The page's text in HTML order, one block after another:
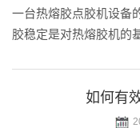
一台热熔胶点胶机设备
胶稳定是对热熔胶机的
如何有